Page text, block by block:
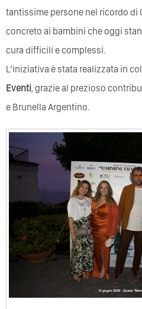
tantissime persone nel ricordo di
concreto ai bambini che oggi
cura difficili e complessi.
L’iniziativa è stata realizzata in
Eventi , grazie al prezioso
e Brunella Argentino.